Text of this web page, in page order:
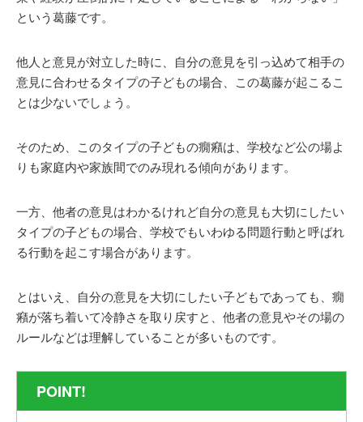
という葛藤です。
他人と意見が対立した時に、自分の意見を引っ込めて相手の
意見に合わせるタイプの子どもの場合、この葛藤が起こるこ
とは少ないでしょう。
そのため、このタイプの子どもの癇癪は、学校など公の場よ
りも家庭内や家族間でのみ現れる傾向があります。
一方、他者の意見はわかるけれど自分の意見も大切にしたい
タイプの子どもの場合、学校でもいわゆる問題行動と呼ばれ
る行動を起こす場合があります。
とはいえ、自分の意見を大切にしたい子どもであっても、癇
癪が落ち着いて冷静さを取り戻すと、他者の意見やその場の
ルールなどは理解していることが多いものです。
POINT!